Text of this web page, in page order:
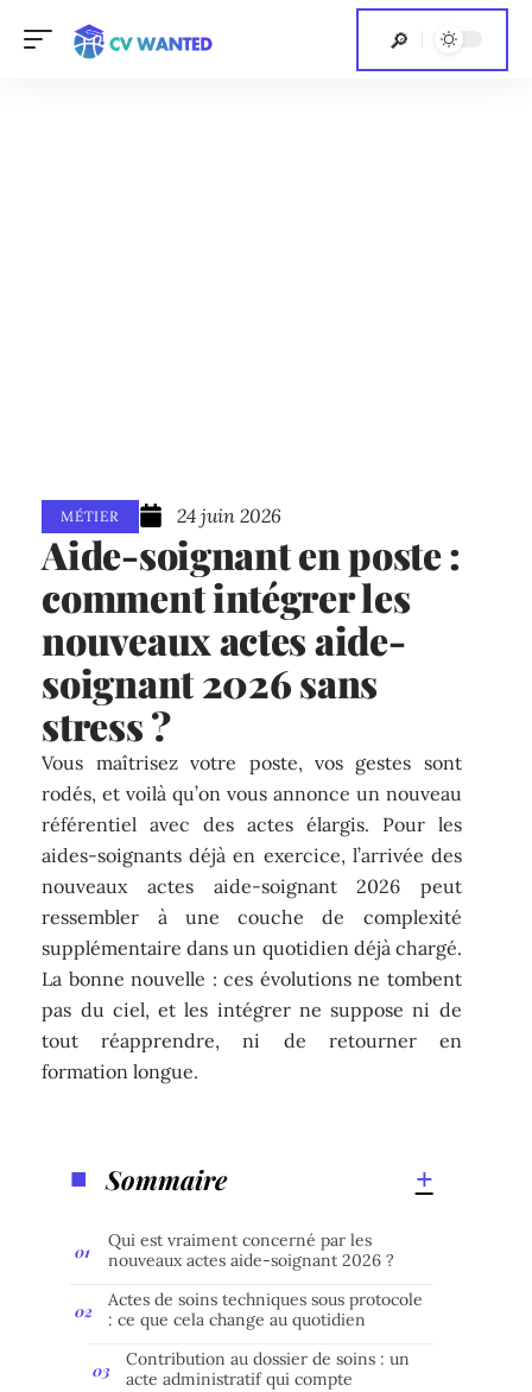
MÉTIER 24 juin 2026
Aide-soignant en poste :
comment intégrer les
nouveaux actes aide-
soignant 2026 sans
stress ?
Vous maîtrisez votre poste, vos gestes sont
rodés, et voilà qu’on vous annonce un nouveau
référentiel avec des actes élargis. Pour les
aides-soignants déjà en exercice, l’arrivée des
nouveaux actes aide-soignant 2026 peut
ressembler à une couche de complexité
supplémentaire dans un quotidien déjà chargé.
La bonne nouvelle : ces évolutions ne tombent
pas du ciel, et les intégrer ne suppose ni de
tout réapprendre, ni de retourner en
formation longue.
Sommaire
Qui est vraiment concerné par les
nouveaux actes aide-soignant 2026 ?
Actes de soins techniques sous protocole
: ce que cela change au quotidien
Contribution au dossier de soins : un
acte administratif qui compte